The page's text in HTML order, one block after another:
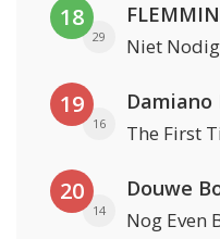
18
29 Niet Nodig
19
16
Damiano
The First
20
14
Douwe
Nog Even